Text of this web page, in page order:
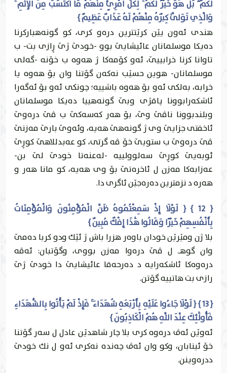
لَكُمْ ۖ بَلْ هُوَ خَيْرٌ لَكُمْ ۚ لِكُلِّ امْرِئٍ مِنْهُمْ مَا اكْتَسَبَ مِنَ الْإِثْمِ ۚ
وَالَّذِي تَوَلَّىٰ كِبْرَهُ مِنْهُمْ لَهُ عَذَابٌ عَظِيمٌ }
هندى ئه‌ون يێن كرێتترين دره‌و كرى، كو گونه‌هباركرنا
ده‌یكا موسلمانان عائيشايێ بوو -خودێ ژێ ڕازى بت- ب
تاوانا كرنا خرابییێ، ئه‌و كۆمه‌كا ژ هه‌وه‌ ب خۆنه ‌-گه‌لی
موسلمانان- هوين حسێب نه‌كه‌ن گۆتنا وان بۆ هه‌وه‌ يا
خرابه‌، به‌لكى ئه‌و بۆ هه‌وه‌ باشییه‌؛ چونكى ئه‌و بۆ ئه‌گه‌را
ئاشكه‌رابوونا پاقژى وبێ گونه‌هییا ده‌یكا موسلمانان
وبلندبوونا ناڤێ وێ، بۆ هه‌ر كه‌سه‌كێ ب ڤێ دره‌وێ
ئاخفتى جزايێ وى ژ گونه‌هێ هه‌يه‌، وئه‌وێ بارێ مه‌زنێ
ڤێ دره‌وێ ب ستويێ خۆ ڤه‌ گرتى، كو عه‌بدللاهێ كوڕێ
ئوبه‌يێ كوڕێ سه‌لوولییه ‌-له‌عنه‌تا خودێ لێ بن-
عه‌زابه‌كا مه‌زن ل ئاخره‌تێ بۆ وى هه‌يه‌، كو مانا هه‌ر و
هه‌ره‌ د نزمترين ده‌ره‌جێن ئاگرى دا.
{ 12 } { لَوْلَا إِذْ سَمِعْتُمُوهُ ظَنَّ الْمُؤْمِنُونَ وَالْمُؤْمِنَاتُ
بِأَنْفُسِهِمْ خَيْرًا وَقَالُوا هَٰذَا إِفْكٌ مُبِينٌ }
بلا ژن ومێرێن خودان باوه‌ر هزرا باش ژ ئێك ودو كربا ده‌مێ
وان گوهـ ل ڤێ دره‌وا مه‌زن بووى، وگۆتبان: ئه‌ڤه‌
دره‌وه‌كا ئاشكه‌رايه‌ د ده‌رحه‌قا عائيشايێ دا خودێ ژێ
رازى بت هاتییه‌ گۆتن.
{ 13 } { لَوْلَا جَاءُوا عَلَيْهِ بِأَرْبَعَةِ شُهَدَاءَ ۚ فَإِذْ لَمْ يَأْتُوا بِالشُّهَدَاءِ
فَأُولَٰئِكَ عِنْدَ اللَّهِ هُمُ الْكَاذِبُونَ }
ئه‌وێن ئه‌ڤ دره‌وه‌ كرى بلا چار شاهدێن عادل ل سه‌ر گۆتنا
خۆ ئينابان، وكو وان ئه‌ڤ چه‌نده‌ نه‌كرى ئه‌و ل نك خودێ
ددره‌وينن.